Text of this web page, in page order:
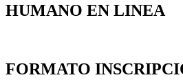
HUMANO EN LINEA
FORMATO